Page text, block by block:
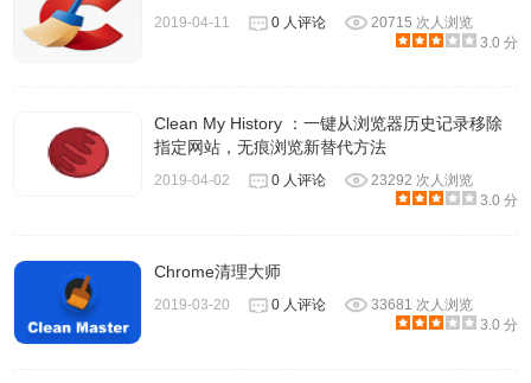
History Erase插件联系方式
2019-04-11 0 人评论
20715 次人浏览
3.0 分
Clean My History ：一键从浏览器历史记录移除
指定网站，无痕浏览新替代方法
2019-04-02 0 人评论
23292 次人浏览
3.0 分
Chrome清理大师
2019-03-20 0 人评论
33681 次人浏览
3.0 分